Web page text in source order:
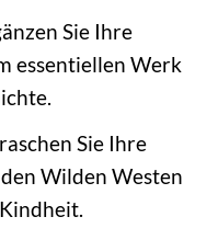
Sie Ihre
essentiellen Werk
Sie Ihre
Wilden Westen